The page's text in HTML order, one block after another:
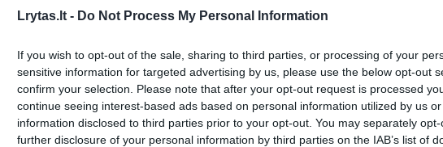
Lrytas.lt - Do Not Process My Personal Information
If you wish to opt-out of the sale, sharing to third parties, or processing of your
sensitive information for targeted advertising by us, please use the below opt-out
confirm your selection. Please note that after your opt-out request is processed
continue seeing interest-based ads based on personal information utilized by us
information disclosed to third parties prior to your opt-out. You may separately
further disclosure of your personal information by third parties on the IAB’s list of
Krepšinio rinktinės skaičiai:
viltis ir apmaudas sugulė
greta
Sportas
Po pergalės finale –
jausmingas
atsisveikinimas
Sportas